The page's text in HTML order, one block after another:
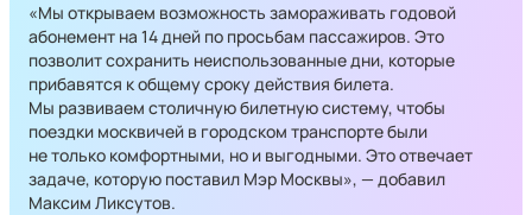
«Мы открываем возможность замораживать годовой
абонемент на 14 дней по просьбам пассажиров. Это
позволит сохранить неиспользованные дни, которые
прибавятся к общему сроку действия билета.
Мы развиваем столичную билетную систему, чтобы
поездки москвичей в городском транспорте были
не только комфортными, но и выгодными. Это отвечает
задаче, которую поставил Мэр Москвы», — добавил
Максим Ликсутов.